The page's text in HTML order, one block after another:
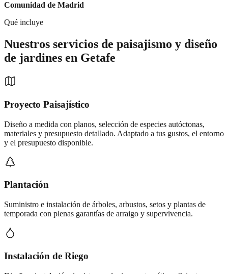
Comunidad de Madrid
Qué incluye
Nuestros servicios de paisajismo y diseño
de jardines en Getafe
Proyecto Paisajístico
Diseño a medida con planos, selección de especies autóctonas,
materiales y presupuesto detallado. Adaptado a tus gustos, el entorno
y el presupuesto disponible.
Plantación
Suministro e instalación de árboles, arbustos, setos y plantas de
temporada con plenas garantías de arraigo y supervivencia.
Instalación de Riego